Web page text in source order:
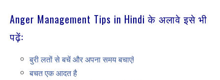
Anger Management Tips in Hindi के अलावे इसे भी
पढ़ें:
बुरी लतों से बचें और अपना समय बचाएं!
बचत एक आदत है